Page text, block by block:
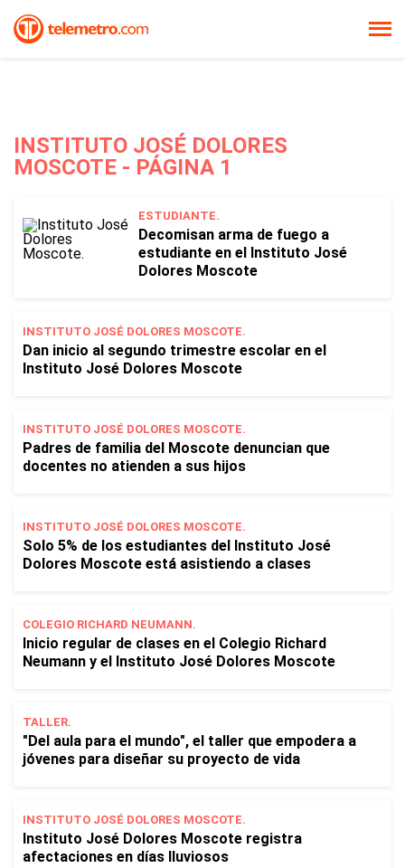
INSTITUTO JOSÉ DOLORES
MOSCOTE - PÁGINA 1
ESTUDIANTE.
Decomisan arma de fuego a
estudiante en el Instituto José
Dolores Moscote
INSTITUTO JOSÉ DOLORES MOSCOTE.
Dan inicio al segundo trimestre escolar en el
Instituto José Dolores Moscote
INSTITUTO JOSÉ DOLORES MOSCOTE.
Padres de familia del Moscote denuncian que
docentes no atienden a sus hijos
INSTITUTO JOSÉ DOLORES MOSCOTE.
Solo 5% de los estudiantes del Instituto José
Dolores Moscote está asistiendo a clases
COLEGIO RICHARD NEUMANN.
Inicio regular de clases en el Colegio Richard
Neumann y el Instituto José Dolores Moscote
TALLER.
"Del aula para el mundo", el taller que empodera a
jóvenes para diseñar su proyecto de vida
INSTITUTO JOSÉ DOLORES MOSCOTE.
Instituto José Dolores Moscote registra
afectaciones en días lluviosos